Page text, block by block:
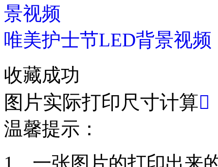
唯美护士节LED背景视频
收藏成功
图片实际打印尺寸计算
温馨提示：
1、一张图片的打印出来